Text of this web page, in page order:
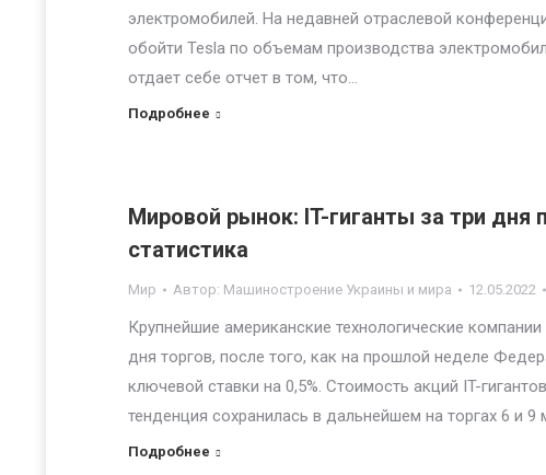
электромобилей. На недавней отраслевой
обойти Tesla по объемам производства
отдает себе отчет в том, что…
Подробнее
Мировой рынок: IT-гиганты за три дня
статистика
Мир Автор: Машиностроение Украины и мира 12.05.2022
Крупнейшие американские технологические
дня торгов, после того, как на прошлой неделе
ключевой ставки на 0,5%. Стоимость акций IT-
тенденция сохранилась в дальнейшем на торгах 6 и
Подробнее